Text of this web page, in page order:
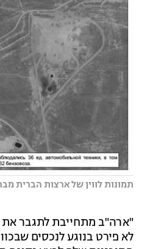
תמונות לווין של ארצות הברית
"ארה"ב מתחייבת לתגבר את
לא פירט בנוגע לנכסים